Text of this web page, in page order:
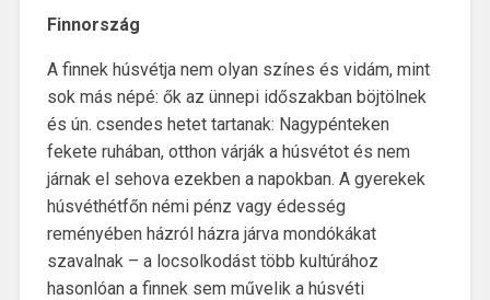
Finnország
A finnek húsvétja nem olyan színes és vidám, mint
sok más népé: ők az ünnepi időszakban böjtölnek
és ún. csendes hetet tartanak: Nagypénteken
fekete ruhában, otthon várják a húsvétot és nem
járnak el sehova ezekben a napokban. A gyerekek
húsvéthétfőn némi pénz vagy édesség
reményében házról házra járva mondókákat
szavalnak – a locsolkodást több kultúrához
hasonlóan a finnek sem művelik a húsvéti